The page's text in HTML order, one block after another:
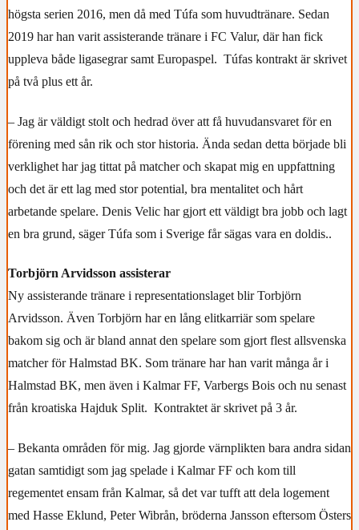
högsta serien 2016, men då med Túfa som huvudtränare. Sedan
2019 har han varit assisterande tränare i FC Valur, där han fick
uppleva både ligasegrar samt Europaspel. Túfas kontrakt är skrivet
på två plus ett år.
– Jag är väldigt stolt och hedrad över att få huvudansvaret för en
förening med sån rik och stor historia. Ända sedan detta började bli
verklighet har jag tittat på matcher och skapat mig en uppfattning
och det är ett lag med stor potential, bra mentalitet och hårt
arbetande spelare. Denis Velic har gjort ett väldigt bra jobb och lagt
en bra grund, säger Túfa som i Sverige får sägas vara en doldis..
Torbjörn Arvidsson assisterar
Ny assisterande tränare i representationslaget blir Torbjörn
Arvidsson. Även Torbjörn har en lång elitkarriär som spelare
bakom sig och är bland annat den spelare som gjort flest allsvenska
matcher för Halmstad BK. Som tränare har han varit många år i
Halmstad BK, men även i Kalmar FF, Varbergs Bois och nu senast
från kroatiska Hajduk Split. Kontraktet är skrivet på 3 år.
– Bekanta områden för mig. Jag gjorde värnplikten bara andra sidan
gatan samtidigt som jag spelade i Kalmar FF och kom till
regementet ensam från Kalmar, så det var tufft att dela logement
med Hasse Eklund, Peter Wibrån, bröderna Jansson eftersom Östers